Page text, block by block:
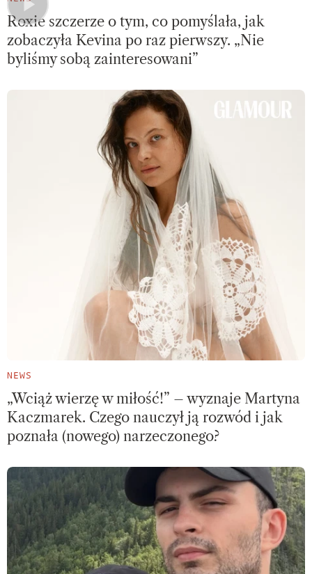
Roxie szczerze o tym, co pomyślała, jak
zobaczyła Kevina po raz pierwszy. „Nie
byliśmy sobą zainteresowani”
NEWS
„Wciąż wierzę w miłość!” – wyznaje Martyna
Kaczmarek. Czego nauczył ją rozwód i jak
poznała (nowego) narzeczonego?